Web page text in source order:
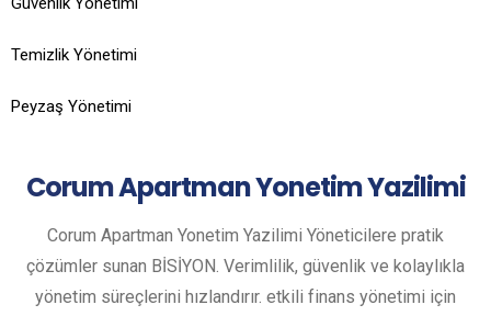
Temizlik Yönetimi
Peyzaş Yönetimi
CorumApartman Yonetim Yazilimi
Corum Apartman Yonetim Yazilimi Yöneticilere pratik
çözümler sunan BİSİYON. Verimlilik, güvenlik ve kolaylıkla
yönetim süreçlerini hızlandırır. etkili finans yönetimi için